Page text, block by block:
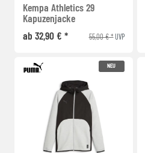
Kempa Athletics 29
Kapuzenjacke
ab 32,90 € *
55,00 € *UVP
NEU